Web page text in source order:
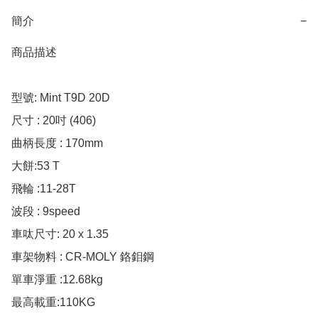
簡介 −
商品描述
型號: Mint T9D 20D
尺寸 : 20吋 (406)
曲柄長度 : 170mm
大餅:53 T
飛輪 :11-28T
波段 : 9speed
車呔尺寸: 20 x 1.35
車架物料 : CR-MOLY 鉻鉬鋼
單車淨重 :12.68kg
最高載重:110KG